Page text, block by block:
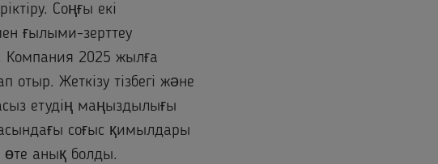
Соңғы екі
ғылыми-зерттеу
Компания 2025 жылға
Жеткізу тізбегі және
етудің маңыздылығы
соғыс қимылдары
өте анық болды.